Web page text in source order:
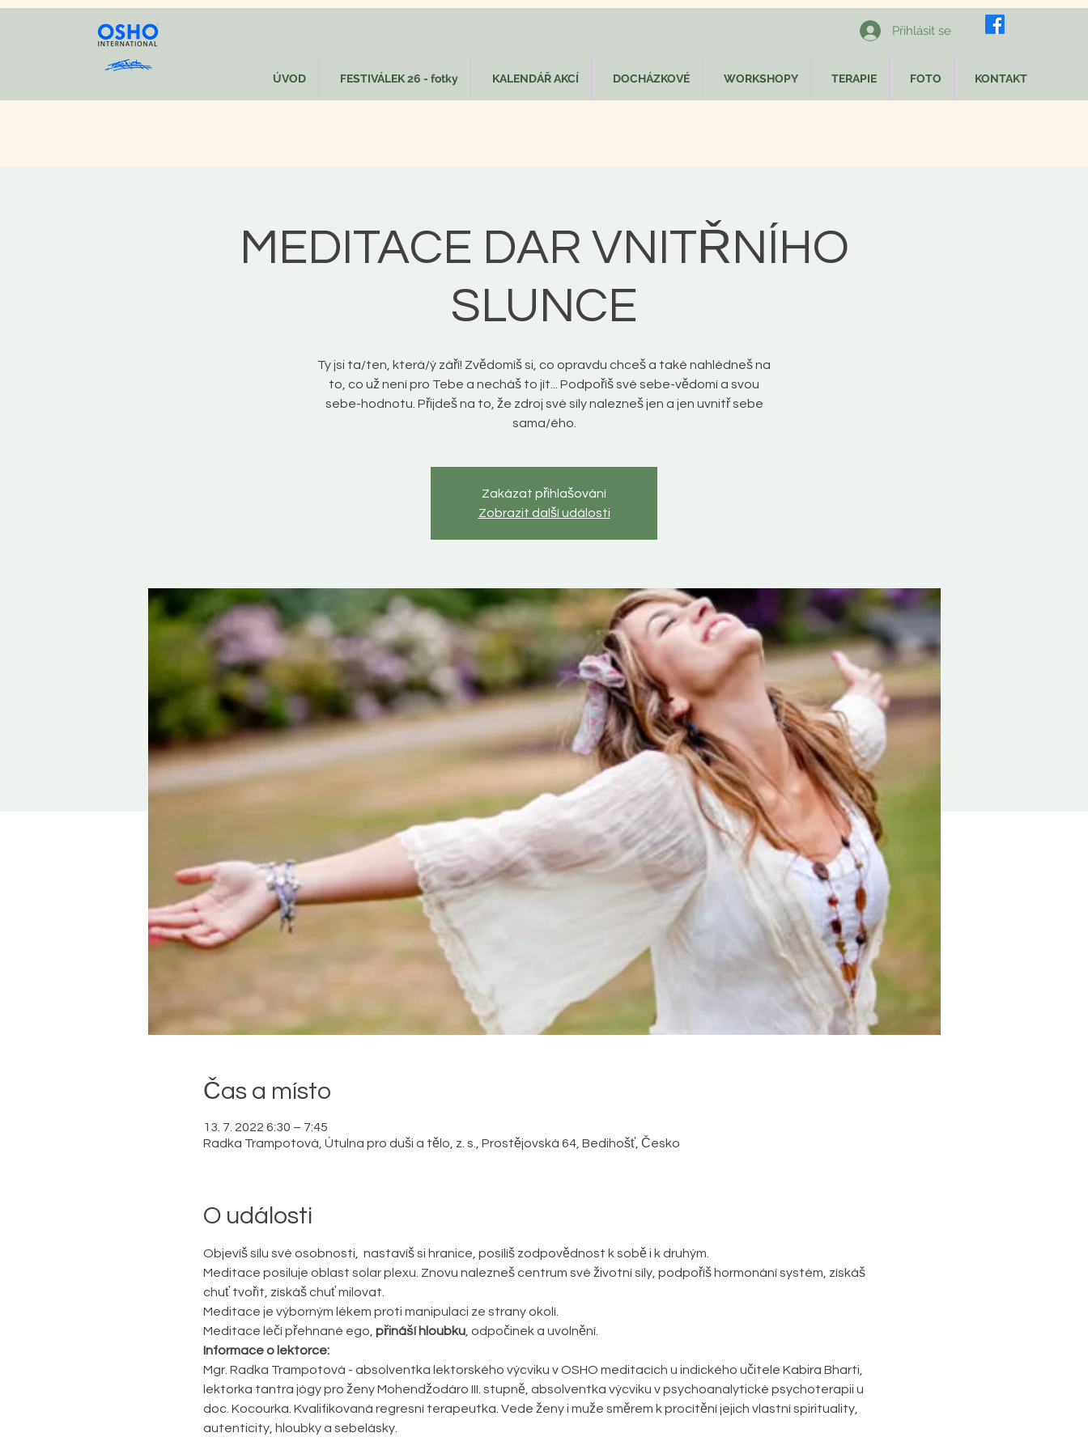
Přihlásit se
ÚVOD FESTIVÁLEK 26 - fotky KALENDÁŘ AKCÍ DOCHÁZKOVÉ WORKSHOPY TERAPIE FOTO KONTAKT
MEDITACE DAR VNITŘNÍHO
SLUNCE
Ty jsi ta/ten, která/ý září! Zvědomíš si, co opravdu chceš a také nahlédneš na
to, co už není pro Tebe a necháš to jít... Podpoříš své sebe-vědomí a svou
sebe-hodnotu. Přijdeš na to, že zdroj své síly nalezneš jen a jen uvnitř sebe
sama/ého.
Zakázat přihlašování
Zobrazit další události
Čas a místo
13. 7. 2022 6:30 – 7:45
Radka Trampotová, Útulna pro duši a tělo, z. s., Prostějovská 64, Bedihošť, Česko
O události
Objevíš sílu své osobnosti,  nastavíš si hranice, posílíš zodpovědnost k sobě i k druhým.
Meditace posiluje oblast solar plexu. Znovu nalezneš centrum své životní síly, podpoříš hormonání systém, získáš
chuť tvořit, získáš chuť milovat.
Meditace je výborným lékem proti manipulaci ze strany okolí.
Meditace léčí přehnané ego, přináší hloubku, odpočinek a uvolnění.
Informace o lektorce:
Mgr. Radka Trampotová - absolventka lektorského výcviku v OSHO meditacích u indického učitele Kabira Bharti,
lektorka tantra jógy pro ženy Mohendžodáro III. stupně, absolventka výcviku v psychoanalytické psychoterapii u
doc. Kocourka. Kvalifikovaná regresní terapeutka. Vede ženy i muže směrem k procítění jejich vlastní spirituality,
autenticity, hloubky a sebelásky.